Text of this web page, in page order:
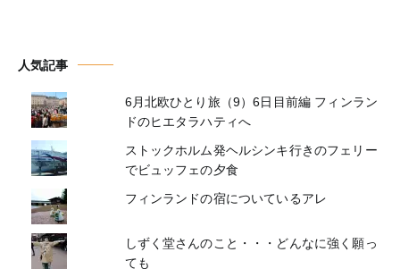
人気記事
6月北欧ひとり旅（9）6日目前編 フィンラン
ドのヒエタラハティへ
ストックホルム発ヘルシンキ行きのフェリー
でビュッフェの夕食
フィンランドの宿についているアレ
しずく堂さんのこと・・・どんなに強く願っ
ても